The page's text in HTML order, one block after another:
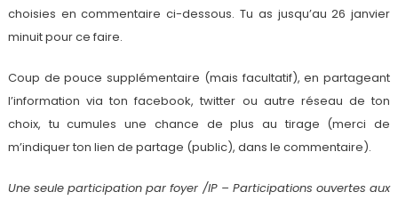
choisies en commentaire ci-dessous. Tu as jusqu’au 26 janvier
minuit pour ce faire.
Coup de pouce supplémentaire (mais facultatif), en partageant
l’information via ton facebook, twitter ou autre réseau de ton
choix, tu cumules une chance de plus au tirage (merci de
m’indiquer ton lien de partage (public), dans le commentaire).
Une seule participation par foyer /IP – Participations ouvertes aux